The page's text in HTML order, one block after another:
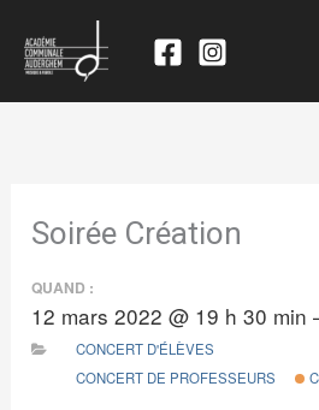
Soirée Création
QUAND :
12 mars 2022 @ 19 h 30 min
CONCERT D'ÉLÈVES
CONCERT DE PROFESSEURS